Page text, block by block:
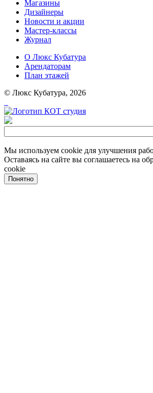
Магазины
Дизайнеры
Новости и акции
Мастер-классы
Журнал
О Люкс Кубатура
Арендаторам
План этажей
© Люкс Кубатура, 2026
Мы используем cookie для улучшения
Оставаясь на сайте вы соглашаетесь на
cookie
Понятно